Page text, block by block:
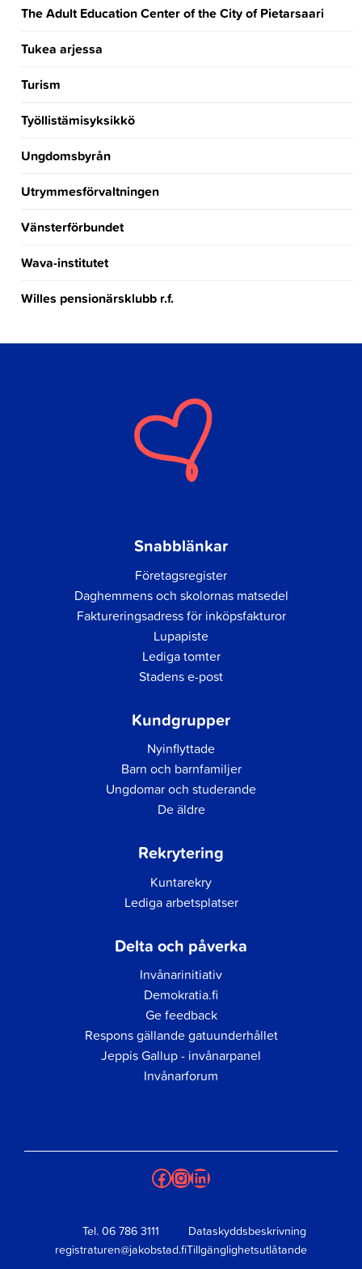
The Adult Education Center of the City of Pietarsaari
Tukea arjessa
Turism
Työllistämisyksikkö
Ungdomsbyrån
Utrymmesförvaltningen
Vänsterförbundet
Wava-institutet
Willes pensionärsklubb r.f.
Snabblänkar
Företagsregister
Daghemmens och skolornas matsedel
Faktureringsadress för inköpsfakturor
Lupapiste
Lediga tomter
Stadens e-post
Kundgrupper
Nyinflyttade
Barn och barnfamiljer
Ungdomar och studerande
De äldre
Rekrytering
Kuntarekry
Lediga arbetsplatser
Delta och påverka
Invånarinitiativ
Demokratia.fi
Ge feedback
Respons gällande gatuunderhållet
Jeppis Gallup - invånarpanel
Invånarforum
Facebook
Instagram
LinkedIn
Tel. 06 786 3111
registraturen@jakobstad.fi
Dataskyddsbeskrivning
Tillgänglighetsutlåtande